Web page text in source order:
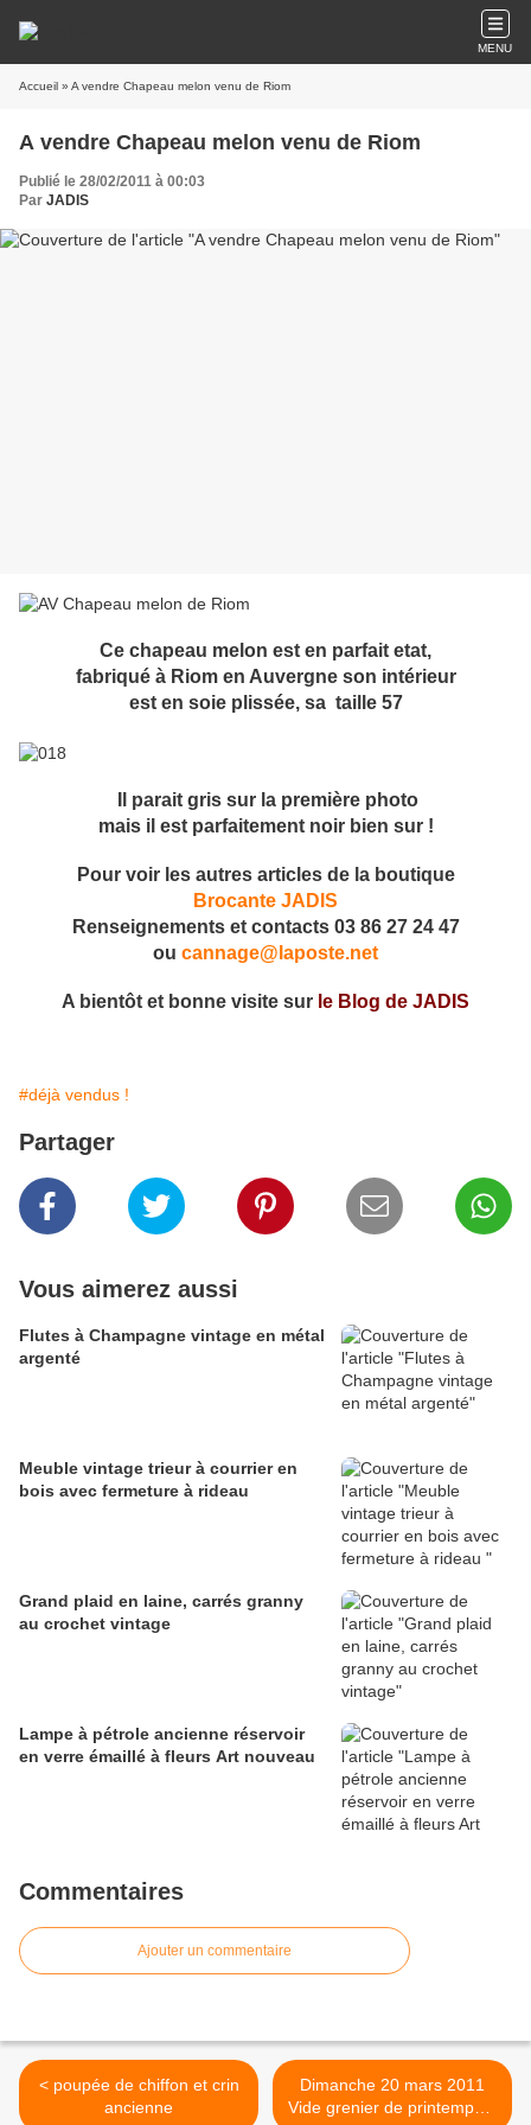
MENU
Accueil » A vendre Chapeau melon venu de Riom
A vendre Chapeau melon venu de Riom
Publié le 28/02/2011 à 00:03
Par JADIS
Ce chapeau melon est en parfait etat,
fabriqué à Riom en Auvergne son intérieur
est en soie plissée, sa taille 57
Il parait gris sur la première photo
mais il est parfaitement noir bien sur !
Pour voir les autres articles de la boutique
Brocante JADIS
Renseignements et contacts 03 86 27 24 47
ou cannage@laposte.net
A bientôt et bonne visite sur le Blog de JADIS
#déjà vendus !
Partager
Vous aimerez aussi
Flutes à Champagne vintage en métal
argenté
Meuble vintage trieur à courrier en
bois avec fermeture à rideau
Grand plaid en laine, carrés granny
au crochet vintage
Lampe à pétrole ancienne réservoir
en verre émaillé à fleurs Art nouveau
Commentaires
Ajouter un commentaire
< poupée de chiffon et crin
ancienne
Dimanche 20 mars 2011
Vide grenier de printemps à